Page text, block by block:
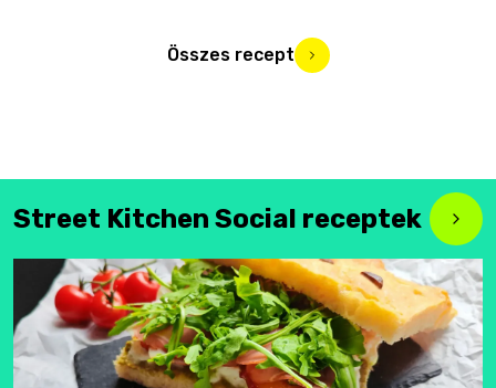
Összes recept
Street Kitchen Social receptek